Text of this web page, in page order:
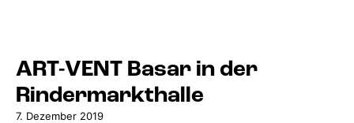
ART-VENT Basar in der
Rindermarkthalle
7. Dezember 2019